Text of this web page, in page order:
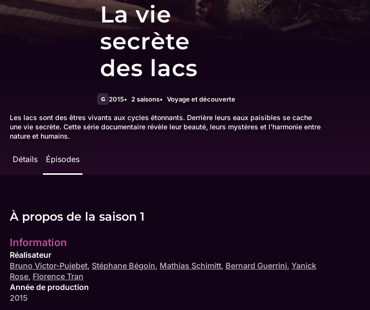
La vie
secrète
des lacs
G 2015 2 saisons Voyage et découverte
Les lacs sont des êtres vivants aux cycles étonnants. Derrière leurs eaux paisibles se cache
une vie secrète. Cette série documentaire révèle leur beauté, leurs mystères et l'harmonie entre
nature et humains.
Détails Épisodes
À propos de la saison 1
Information
Réalisateur
Bruno Victor-Pujebet, Stéphane Bégoin, Mathias Schimitt, Bernard Guerrini, Yanick
Rose, Florence Tran
Année de production
2015